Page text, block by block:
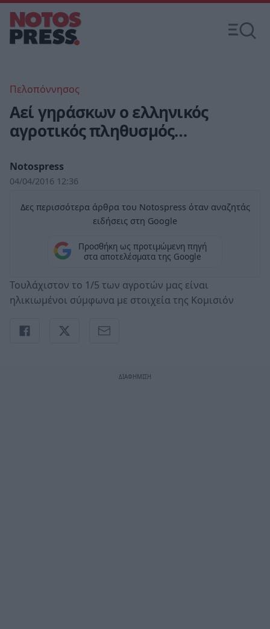
Πελοπόννησος
Αεί γηράσκων ο ελληνικός
αγροτικός πληθυσμός…
Notospress
04/04/2016 12:36
Δες περισσότερα άρθρα του Notospress όταν αναζητάς
ειδήσεις στη Google
Προσθήκη ως προτιμώμενη πηγή
στα αποτελέσματα της Google
Τουλάχιστον το 1/5 των αγροτών μας είναι
ηλικιωμένοι σύμφωνα με στοιχεία της Κομισιόν